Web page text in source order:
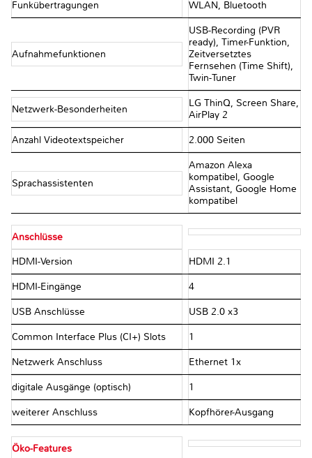
Funkübertragungen WLAN, Bluetooth
Aufnahmefunktionen
USB-Recording (PVR
ready), Timer-Funktion,
Zeitversetztes
Fernsehen (Time Shift),
Twin-Tuner
Netzwerk-Besonderheiten
LG ThinQ, Screen Share,
AirPlay 2
Anzahl Videotextspeicher 2.000 Seiten
Sprachassistenten
Amazon Alexa
kompatibel, Google
Assistant, Google Home
kompatibel
Anschlüsse
HDMI-Version HDMI 2.1
HDMI-Eingänge 4
USB Anschlüsse USB 2.0 x3
Common Interface Plus (CI+) Slots 1
Netzwerk Anschluss Ethernet 1x
digitale Ausgänge (optisch) 1
weiterer Anschluss Kopfhörer-Ausgang
Öko-Features